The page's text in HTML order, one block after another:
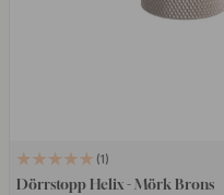
1
Dörrstopp Helix - Mörk Brons